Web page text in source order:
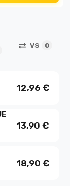
VS 0
12,96 €
13,90 €
18,90 €